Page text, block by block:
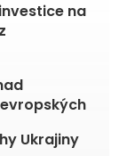
na
Ukrajiny